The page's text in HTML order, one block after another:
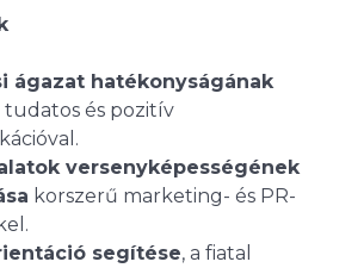
ágazat hatékonyságának
tudatos és pozitív
versenyképességének
korszerű marketing- és PR-
segítése, a fiatal